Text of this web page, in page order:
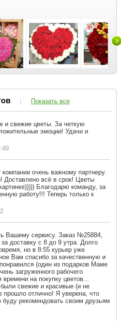
| Показать все
и свежие цветы. За четкую
эмоции! Удачи и
очень важному партнеру.
всё в срок! Цветы
Благодарю команду, за
работу!!! Теперь только к
Вашему сервису. Заказ №25884,
доставку с 8 до 9 утра. Долго
но в 8:55 курьер уже
Вам спасибо за качественную и
(один из подарков Маме
загруженного рабочего
на покупку цветов...
свежие и красивые (и не
прошло отлично! Я уверена, что
рекомендовать своим друзьям